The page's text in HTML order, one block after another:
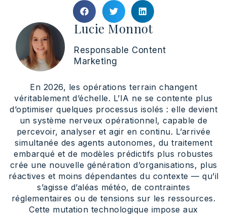
Lucie Monnot
Responsable Content
Marketing
En 2026, les opérations terrain changent
véritablement d’échelle. L’IA ne se contente plus
d’optimiser quelques processus isolés : elle devient
un système nerveux opérationnel, capable de
percevoir, analyser et agir en continu. L’arrivée
simultanée des agents autonomes, du traitement
embarqué et de modèles prédictifs plus robustes
crée une nouvelle génération d’organisations, plus
réactives et moins dépendantes du contexte — qu’il
s’agisse d’aléas météo, de contraintes
réglementaires ou de tensions sur les ressources.
Cette mutation technologique impose aux